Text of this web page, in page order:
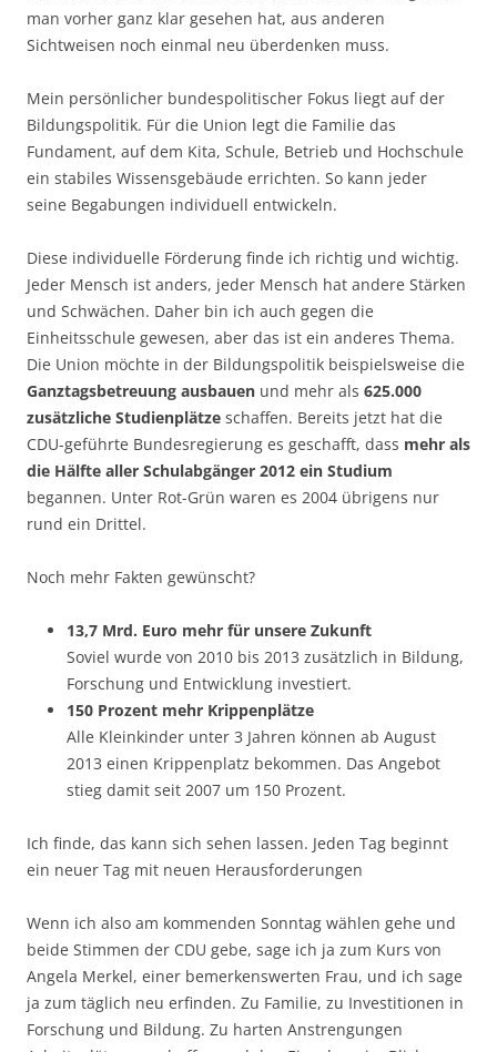
man vorher ganz klar gesehen hat, aus anderen
Sichtweisen noch einmal neu überdenken muss.
Mein persönlicher bundespolitischer Fokus liegt auf der
Bildungspolitik. Für die Union legt die Familie das
Fundament, auf dem Kita, Schule, Betrieb und Hochschule
ein stabiles Wissensgebäude errichten. So kann jeder
seine Begabungen individuell entwickeln.
Diese individuelle Förderung finde ich richtig und wichtig.
Jeder Mensch ist anders, jeder Mensch hat andere Stärken
und Schwächen. Daher bin ich auch gegen die
Einheitsschule gewesen, aber das ist ein anderes Thema.
Die Union möchte in der Bildungspolitik beispielsweise die
Ganztagsbetreuung ausbauen und mehr als 625.000
zusätzliche Studienplätze schaffen. Bereits jetzt hat die
CDU-geführte Bundesregierung es geschafft, dass mehr als
die Hälfte aller Schulabgänger 2012 ein Studium
begannen. Unter Rot-Grün waren es 2004 übrigens nur
rund ein Drittel.
Noch mehr Fakten gewünscht?
13,7 Mrd. Euro mehr für unsere Zukunft
Soviel wurde von 2010 bis 2013 zusätzlich in Bildung,
Forschung und Entwicklung investiert.
150 Prozent mehr Krippenplätze
Alle Kleinkinder unter 3 Jahren können ab August
2013 einen Krippenplatz bekommen. Das Angebot
stieg damit seit 2007 um 150 Prozent.
Ich finde, das kann sich sehen lassen. Jeden Tag beginnt
ein neuer Tag mit neuen Herausforderungen
Wenn ich also am kommenden Sonntag wählen gehe und
beide Stimmen der CDU gebe, sage ich ja zum Kurs von
Angela Merkel, einer bemerkenswerten Frau, und ich sage
ja zum täglich neu erfinden. Zu Familie, zu Investitionen in
Forschung und Bildung. Zu harten Anstrengungen